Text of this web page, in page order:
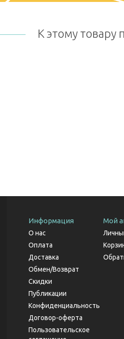
К этому товару
Информация
О нас
Оплата
Доставка
Обмен/Возврат
Скидки
Публикации
Конфиденциальность
Договор-оферта
Пользовательское
Мой